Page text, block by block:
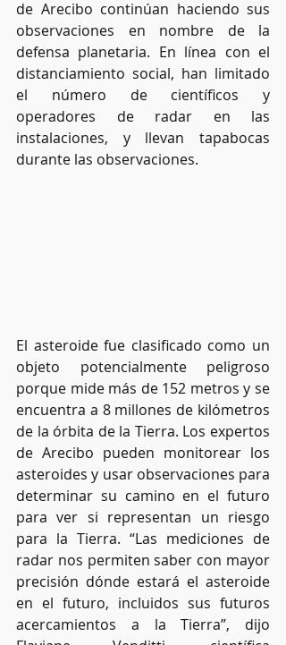
de Arecibo continúan haciendo sus
observaciones en nombre de la
defensa planetaria. En línea con el
distanciamiento social, han limitado
el número de científicos y
operadores de radar en las
instalaciones, y llevan tapabocas
durante las observaciones.
El asteroide fue clasificado como un
objeto potencialmente peligroso
porque mide más de 152 metros y se
encuentra a 8 millones de kilómetros
de la órbita de la Tierra. Los expertos
de Arecibo pueden monitorear los
asteroides y usar observaciones para
determinar su camino en el futuro
para ver si representan un riesgo
para la Tierra. “Las mediciones de
radar nos permiten saber con mayor
precisión dónde estará el asteroide
en el futuro, incluidos sus futuros
acercamientos a la Tierra”, dijo